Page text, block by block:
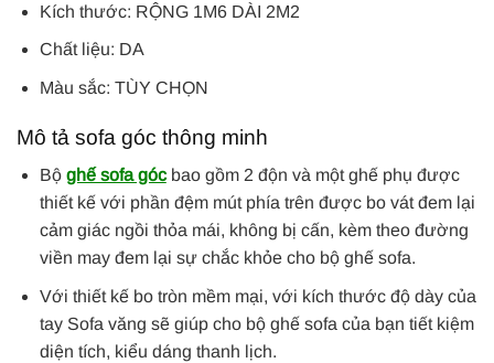
Kích thước: RỘNG 1M6 DÀI 2M2
Chất liệu: DA
Màu sắc: TÙY CHỌN
Mô tả sofa góc thông minh
Bộ ghế sofa gócbao gồm 2 độn và một ghế phụ được
thiết kế với phần đệm mút phía trên được bo vát đem lại
cảm giác ngồi thỏa mái, không bị cấn, kèm theo đường
viền may đem lại sự chắc khỏe cho bộ ghế sofa.
Với thiết kế bo tròn mềm mại, với kích thước độ dày của
tay Sofa văng sẽ giúp cho bộ ghế sofa của bạn tiết kiệm
diện tích, kiểu dáng thanh lịch.